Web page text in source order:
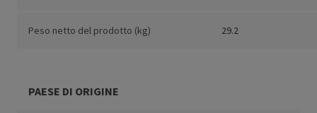
Peso netto del prodotto (kg) 29.2
PAESE DI ORIGINE